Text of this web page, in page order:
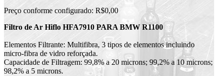
Preço conforme configurado: R$0,00
Filtro de Ar Hiflo HFA7910 PARA BMW R1100
Elementos Filtrante: Multifibra, 3 tipos de elementos incluindo
micro-fibra de vidro reforçada.
Capacidade de Filtragem: 99,8% a 20 microns; 99,2% a 10 microns;
98,2% a 5 microns.